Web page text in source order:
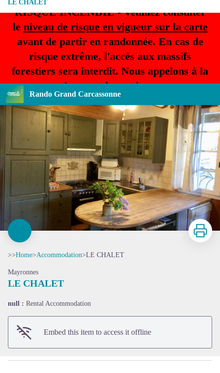
RISQUE INCENDIE - Veuillez consulter
le niveau de risque en vigueur sur la carte
avant de partir en randonnée. En cas de
risque extrême, l'accès aux massifs
forestiers sera interdit. Nous appelons à la
plus grande prudence.
Rando Grand Carcassonne
LE CHALET
Print
>>Home>Accommodation>LE CHALET
Mayronnes
LE CHALET
null : Rental Accommodation
Embed this item to access it offline